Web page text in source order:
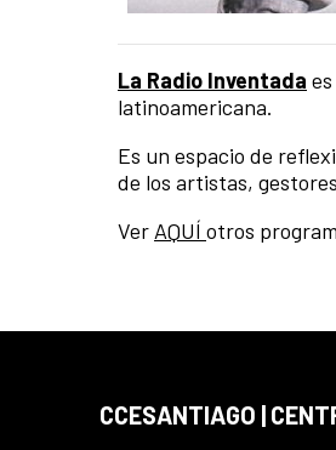
La Radio Inventada
latinoamericana.
Es un espacio de
de los artistas,
Ver AQUÍ otros
CCESANTIAGO |